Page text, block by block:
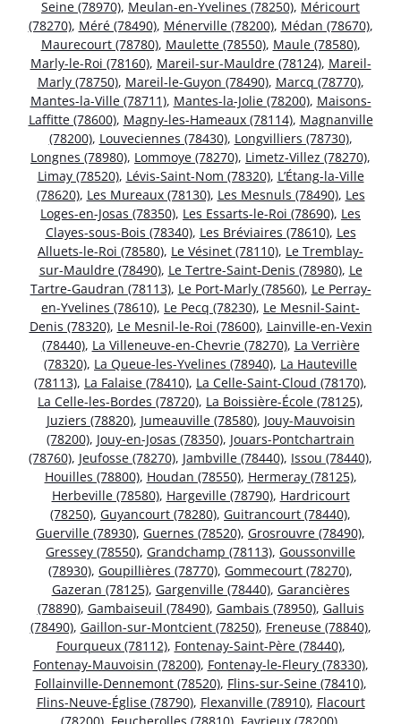
Seine (78970), Meulan-en-Yvelines (78250), Méricourt
(78270), Méré (78490), Ménerville (78200), Médan (78670),
Maurecourt (78780), Maulette (78550), Maule (78580),
Marly-le-Roi (78160), Mareil-sur-Mauldre (78124), Mareil-
Marly (78750), Mareil-le-Guyon (78490), Marcq (78770),
Mantes-la-Ville (78711), Mantes-la-Jolie (78200), Maisons-
Laffitte (78600), Magny-les-Hameaux (78114), Magnanville
(78200), Louveciennes (78430), Longvilliers (78730),
Longnes (78980), Lommoye (78270), Limetz-Villez (78270),
Limay (78520), Lévis-Saint-Nom (78320), L’Étang-la-Ville
(78620), Les Mureaux (78130), Les Mesnuls (78490), Les
Loges-en-Josas (78350), Les Essarts-le-Roi (78690), Les
Clayes-sous-Bois (78340), Les Bréviaires (78610), Les
Alluets-le-Roi (78580), Le Vésinet (78110), Le Tremblay-
sur-Mauldre (78490), Le Tertre-Saint-Denis (78980), Le
Tartre-Gaudran (78113), Le Port-Marly (78560), Le Perray-
en-Yvelines (78610), Le Pecq (78230), Le Mesnil-Saint-
Denis (78320), Le Mesnil-le-Roi (78600), Lainville-en-Vexin
(78440), La Villeneuve-en-Chevrie (78270), La Verrière
(78320), La Queue-les-Yvelines (78940), La Hauteville
(78113), La Falaise (78410), La Celle-Saint-Cloud (78170),
La Celle-les-Bordes (78720), La Boissière-École (78125),
Juziers (78820), Jumeauville (78580), Jouy-Mauvoisin
(78200), Jouy-en-Josas (78350), Jouars-Pontchartrain
(78760), Jeufosse (78270), Jambville (78440), Issou (78440),
Houilles (78800), Houdan (78550), Hermeray (78125),
Herbeville (78580), Hargeville (78790), Hardricourt
(78250), Guyancourt (78280), Guitrancourt (78440),
Guerville (78930), Guernes (78520), Grosrouvre (78490),
Gressey (78550), Grandchamp (78113), Goussonville
(78930), Goupillières (78770), Gommecourt (78270),
Gazeran (78125), Gargenville (78440), Garancières
(78890), Gambaiseuil (78490), Gambais (78950), Galluis
(78490), Gaillon-sur-Montcient (78250), Freneuse (78840),
Fourqueux (78112), Fontenay-Saint-Père (78440),
Fontenay-Mauvoisin (78200), Fontenay-le-Fleury (78330),
Follainville-Dennemont (78520), Flins-sur-Seine (78410),
Flins-Neuve-Église (78790), Flexanville (78910), Flacourt